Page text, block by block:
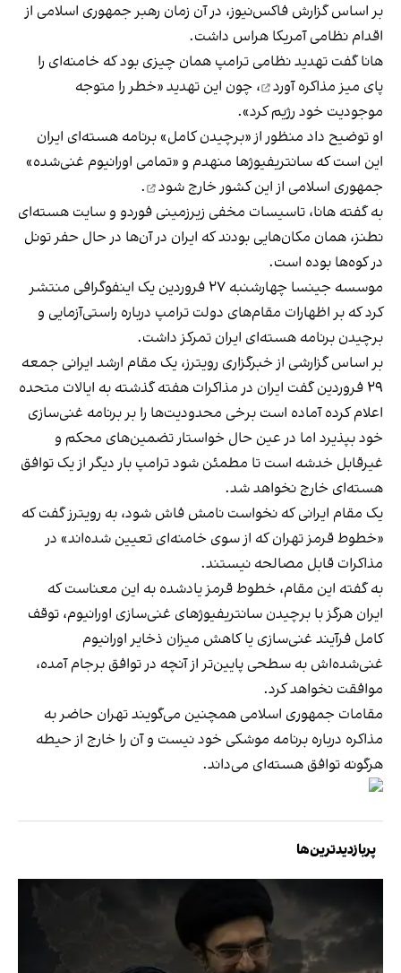
بر اساس گزارش فاکس‌نیوز، در آن زمان رهبر جمهوری اسلامی از
اقدام نظامی آمریکا هراس داشت.
هانا گفت تهدید نظامی ترامپ همان چیزی بود که خامنه‌ای را
پای میز مذاکره آورد
، چون این تهدید «خطر را متوجه
موجودیت خود رژیم کرد».
او توضیح داد منظور از «برچیدن کامل» برنامه هسته‌ای ایران
این است که سانتریفیوژها منهدم و «تمامی اورانیوم غنی‌شده»
جمهوری اسلامی از این کشور خارج شود
.
به گفته هانا، تاسیسات مخفی زیرزمینی فوردو و سایت هسته‌ای
نطنز، همان مکان‌هایی بودند که ایران در آن‌ها در حال حفر تونل
در کوه‌ها بوده است.
موسسه جینسا چهارشنبه ۲۷ فروردین یک اینفوگرافی منتشر
کرد که بر اظهارات مقام‌های دولت ترامپ درباره راستی‌آزمایی و
برچیدن برنامه هسته‌ای ایران تمرکز داشت.
بر اساس گزارشی از خبرگزاری رویترز، یک مقام ارشد ایرانی جمعه
۲۹ فروردین گفت ایران در مذاکرات هفته گذشته به ایالات متحده
اعلام کرده آماده است برخی محدودیت‌ها را بر برنامه غنی‌سازی
خود بپذیرد اما در عین حال خواستار تضمین‌های محکم و
غیرقابل خدشه است تا مطمئن شود ترامپ بار دیگر از یک توافق
هسته‌ای خارج نخواهد شد.
یک مقام ایرانی که نخواست نامش فاش شود، به رویترز گفت که
«خطوط قرمز تهران که از سوی خامنه‌ای تعیین شده‌اند» در
مذاکرات قابل مصالحه نیستند.
به گفته این مقام، خطوط قرمز یادشده به این معناست که
ایران هرگز با برچیدن سانتریفیوژهای غنی‌سازی اورانیوم، توقف
کامل فرآیند غنی‌سازی یا کاهش میزان ذخایر اورانیوم
غنی‌شده‌اش به سطحی پایین‌تر از آنچه در توافق برجام آمده،
موافقت نخواهد کرد.
مقامات جمهوری اسلامی همچنین می‌گویند تهران حاضر به
مذاکره درباره برنامه موشکی خود نیست و آن را خارج از حیطه
هرگونه توافق هسته‌ای می‌داند.
پربازدیدترین‌ها